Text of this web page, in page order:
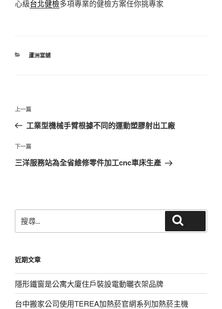
心級台北健檢多項專業的健檢方案任你挑專家
分
蘆洲當舖
文
導
覽
上
一
文
章
上一篇
工業型機械手臂根據不同的運動塑膠射出工廠
下
一
下一篇
三洋服務站為全省維修零件加工cnc車床生產
尋
字:
近期文章
隱形鐵窗是公寓大廈住戶裝設電動曬衣架品牌
台中搬家公司使用TEREA加熱菸官網系列加熱菸主機